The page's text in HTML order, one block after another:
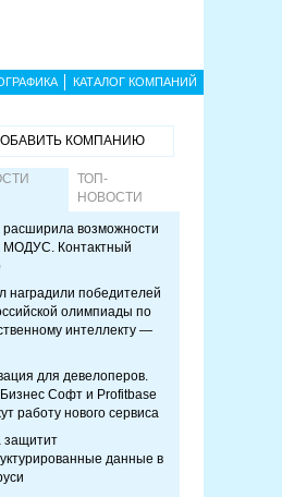
КАТАЛОГ КОМПАНИЙ
КОМПАНИЮ
ТОП-
НОВОСТИ
возможности
Контактный
наградили победителей
олимпиады по
интеллекту —
для девелоперов.
Софт и Profitbase
работу нового сервиса
защитит
данные в